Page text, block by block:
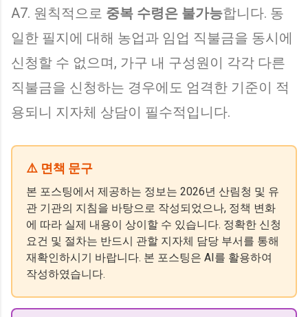
A7. 원칙적으로 중복 수령은 불가능합니다. 동
일한 필지에 대해 농업과 임업 직불금을 동시에
신청할 수 없으며, 가구 내 구성원이 각각 다른
직불금을 신청하는 경우에도 엄격한 기준이 적
용되니 지자체 상담이 필수적입니다.
⚠️ 면책 문구
본 포스팅에서 제공하는 정보는 2026년 산림청 및 유
관 기관의 지침을 바탕으로 작성되었으나, 정책 변화
에 따라 실제 내용이 상이할 수 있습니다. 정확한 신청
요건 및 절차는 반드시 관할 지자체 담당 부서를 통해
재확인하시기 바랍니다. 본 포스팅은 AI를 활용하여
작성하였습니다.